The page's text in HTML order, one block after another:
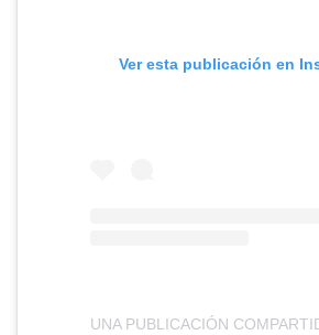
Ver esta publicación en
UNA PUBLICACIÓN